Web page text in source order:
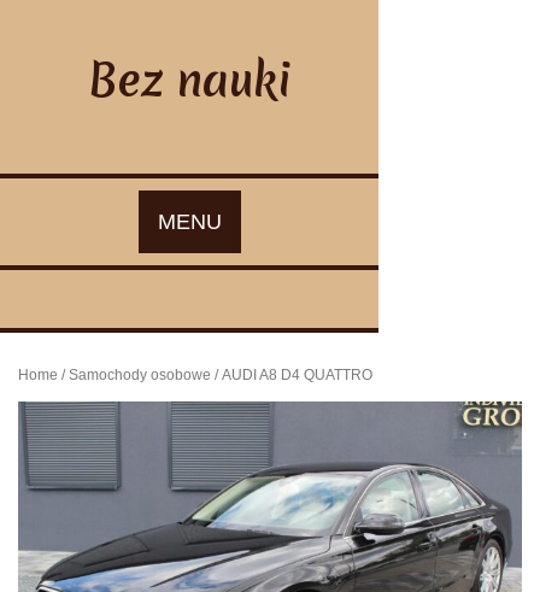
Bez nauki
MENU
Home /Samochody osobowe / AUDI A8 D4 QUATTRO